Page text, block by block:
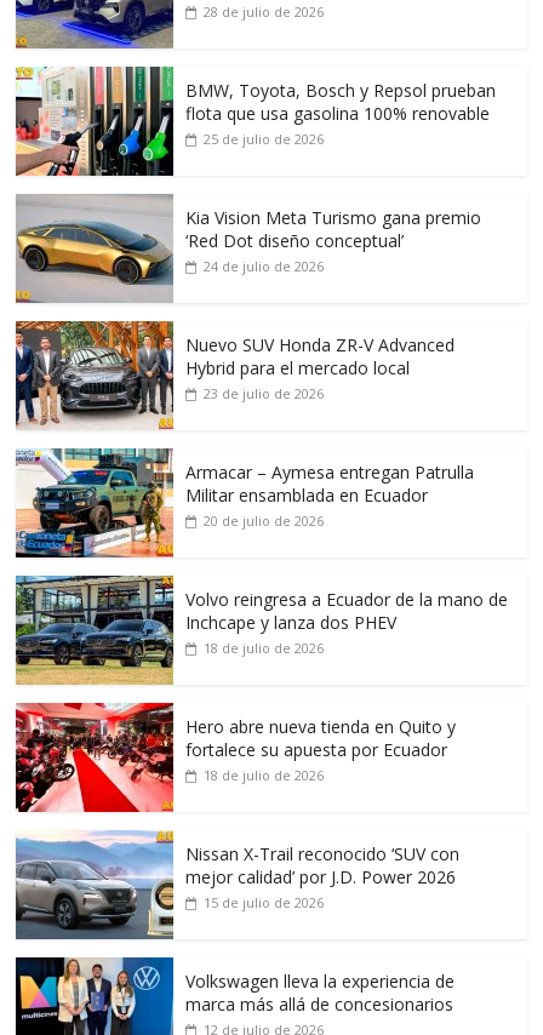
28 de julio de 2026
BMW, Toyota, Bosch y Repsol prueban
flota que usa gasolina 100% renovable
25 de julio de 2026
Kia Vision Meta Turismo gana premio
‘Red Dot diseño conceptual’
24 de julio de 2026
Nuevo SUV Honda ZR-V Advanced
Hybrid para el mercado local
23 de julio de 2026
Armacar – Aymesa entregan Patrulla
Militar ensamblada en Ecuador
20 de julio de 2026
Volvo reingresa a Ecuador de la mano de
Inchcape y lanza dos PHEV
18 de julio de 2026
Hero abre nueva tienda en Quito y
fortalece su apuesta por Ecuador
18 de julio de 2026
Nissan X-Trail reconocido ‘SUV con
mejor calidad’ por J.D. Power 2026
15 de julio de 2026
Volkswagen lleva la experiencia de
marca más allá de concesionarios
12 de julio de 2026